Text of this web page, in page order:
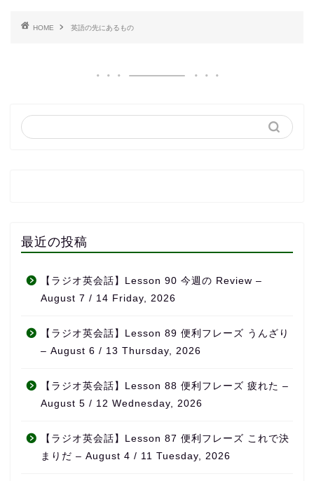
HOME 英語の先にあるもの
最近の投稿
【ラジオ英会話】Lesson 90 今週の Review –
August 7 / 14 Friday, 2026
【ラジオ英会話】Lesson 89 便利フレーズ うんざり
– August 6 / 13 Thursday, 2026
【ラジオ英会話】Lesson 88 便利フレーズ 疲れた –
August 5 / 12 Wednesday, 2026
【ラジオ英会話】Lesson 87 便利フレーズ これで決
まりだ – August 4 / 11 Tuesday, 2026